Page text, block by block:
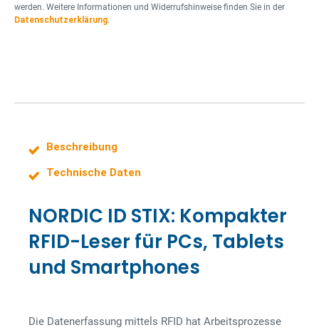
werden. Weitere Informationen und Widerrufshinweise finden Sie in der
Datenschutzerklärung.
Beschreibung
Technische Daten
NORDIC ID STIX: Kompakter
RFID-Leser für PCs, Tablets
und Smartphones
Die Datenerfassung mittels RFID hat Arbeitsprozesse